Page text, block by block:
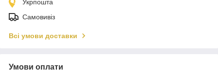
Укрпошта
Самовивіз
Всі умови доставки
Умови оплати